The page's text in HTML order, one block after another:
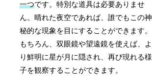
一つです。特別な道具は必要ありませ
ん。晴れた夜空であれば、誰でもこの神
秘的な現象を目にすることができます。
もちろん、双眼鏡や望遠鏡を使えば、よ
り鮮明に星が月に隠され、再び現れる様
子を観察することができます。